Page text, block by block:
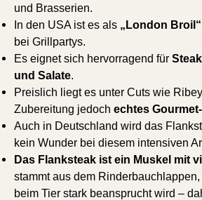
und Brasserien.
In den USA ist es als „London Broil“
bei Grillpartys.
Es eignet sich hervorragend für
und Salate.
Preislich liegt es unter Cuts wie
Zubereitung jedoch echtes
Auch in Deutschland wird das
kein Wunder bei diesem intensiven
Das Flanksteak ist ein Muskel mit
stammt aus dem
beim Tier stark beansprucht wird –